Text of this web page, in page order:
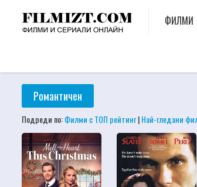
ФИЛМИ
Романтичен
Подреди по:Филми с ТОП рейтинг|Най-гледани